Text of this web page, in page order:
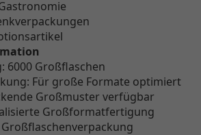
6000 Großflaschen
Für große Formate optimiert
Großmuster verfügbar
Großformatfertigung